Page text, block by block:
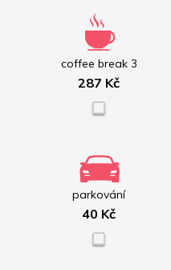
coffee break 3
287 Kč
parkování
40 Kč